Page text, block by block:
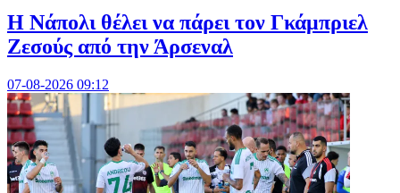
Η Νάπολι θέλει να πάρει τον Γκάμπριελ
Ζεσούς από την Άρσεναλ
07-08-2026 09:12